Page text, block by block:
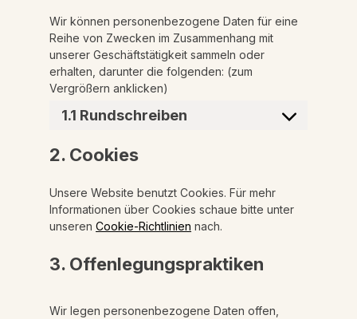
Wir können personenbezogene Daten für eine
Reihe von Zwecken im Zusammenhang mit
unserer Geschäftstätigkeit sammeln oder
erhalten, darunter die folgenden: (zum
Vergrößern anklicken)
1.1 Rundschreiben
2. Cookies
Unsere Website benutzt Cookies. Für mehr
Informationen über Cookies schaue bitte unter
unserenCookie-Richtlinien nach.
3. Offenlegungspraktiken
Wir legen personenbezogene Daten offen,